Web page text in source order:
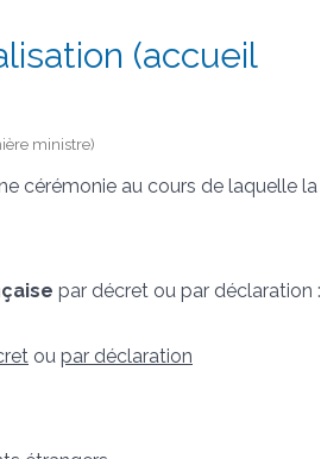
(accueil
ministre)
cérémonie au cours de laquelle la
par décret ou par déclaration :
ou par déclaration